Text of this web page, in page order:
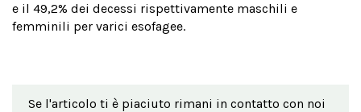
e il 49,2% dei decessi rispettivamente maschili e
femminili per varici esofagee.
Se l'articolo ti è piaciuto rimani in contatto con noi